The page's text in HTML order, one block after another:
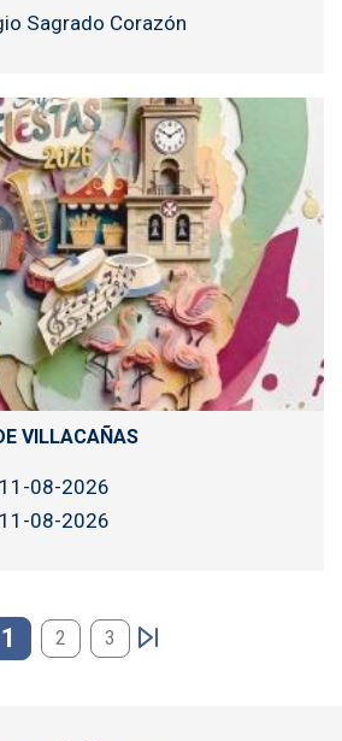
Sagrado Corazón
VILLACAÑAS
08-2026
08-2026
1 2 3